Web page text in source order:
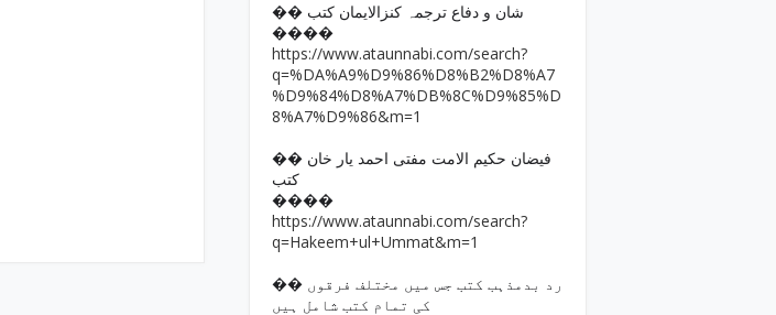
�� شان و دفاع ترجمہ کنزالایمان کتب
����
https://www.ataunnabi.com/search?
q=%DA%A9%D9%86%D8%B2%D8%A7
%D9%84%D8%A7%DB%8C%D9%85%D
8%A7%D9%86&m=1
�� فیضان حکیم الامت مفتی احمد یار خان
کتب
����
https://www.ataunnabi.com/search?
q=Hakeem+ul+Ummat&m=1
�� رد بدمذہب کتب جس میں مختلف فرقوں
کی تمام کتب شامل ہیں